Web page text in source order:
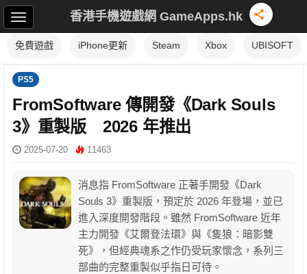
香港手機遊戲網 GameApps.hk
免費遊戲 iPhone更新 Steam Xbox UBISOFT
PS5
FromSoftware 傳開發《Dark Souls
3》重製版 2026 年推出
2025-07-20 11463
消息指 FromSoftware 正著手開發《Dark
Souls 3》重製版，預定於 2026 年登場，並已
進入深度開發階段。雖然 FromSoftware 近年
主力開發《艾爾登法環》與《隻狼：暗影雙
死》，但經典魂系之作仍受玩家懷念，系列三
部曲的完整重製似乎指日可待。